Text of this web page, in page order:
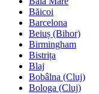
Băicoi
Barcelona
Beiuș (Bihor)
Birmingham
Bistrița
Blaj
Bobâlna (Cluj)
Bologa (Cluj)